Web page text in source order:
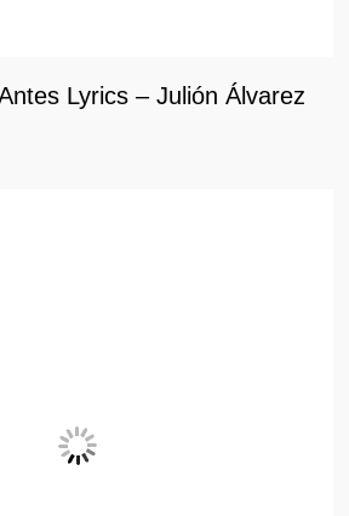
Lyrics – Julión Álvarez